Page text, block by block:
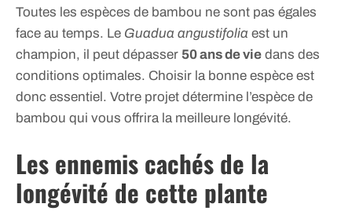
Toutes les espèces de bambou ne sont pas égales
face au temps. Le Guadua angustifolia est un
champion, il peut dépasser 50 ans de vie dans des
conditions optimales. Choisir la bonne espèce est
donc essentiel. Votre projet détermine l’espèce de
bambou qui vous offrira la meilleure longévité.
Les ennemis cachés de la
longévité de cette plante